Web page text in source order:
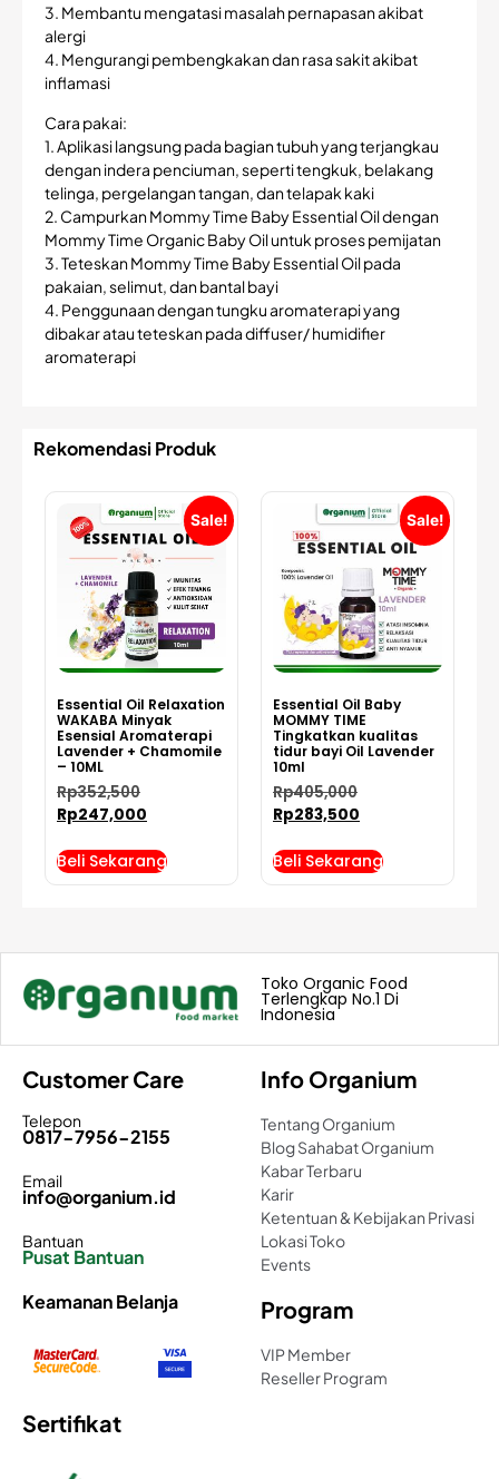
3. Membantu mengatasi masalah pernapasan akibat
alergi
4. Mengurangi pembengkakan dan rasa sakit akibat
inflamasi
Cara pakai:
1. Aplikasi langsung pada bagian tubuh yang terjangkau
dengan indera penciuman, seperti tengkuk, belakang
telinga, pergelangan tangan, dan telapak kaki
2. Campurkan Mommy Time Baby Essential Oil dengan
Mommy Time Organic Baby Oil untuk proses pemijatan
3. Teteskan Mommy Time Baby Essential Oil pada
pakaian, selimut, dan bantal bayi
4. Penggunaan dengan tungku aromaterapi yang
dibakar atau teteskan pada diffuser/ humidifier
aromaterapi
Rekomendasi Produk
Sale!
Essential Oil Relaxation
WAKABA Minyak
Esensial Aromaterapi
Lavender + Chamomile
– 10ML
Rp352,500
Rp247,000
Beli Sekarang
Sale!
Essential Oil Baby
MOMMY TIME
Tingkatkan kualitas
tidur bayi Oil Lavender
10ml
Rp405,000
Rp283,500
Beli Sekarang
Toko Organic Food
Terlengkap No.1 Di
Indonesia
Customer Care
Telepon
0817-7956-2155
Email
info@organium.id
Bantuan
Pusat Bantuan
Keamanan Belanja
Info Organium
Tentang Organium
Blog Sahabat Organium
Kabar Terbaru
Karir
Ketentuan & Kebijakan Privasi
Lokasi Toko
Events
Program
VIP Member
Reseller Program
Sertifikat